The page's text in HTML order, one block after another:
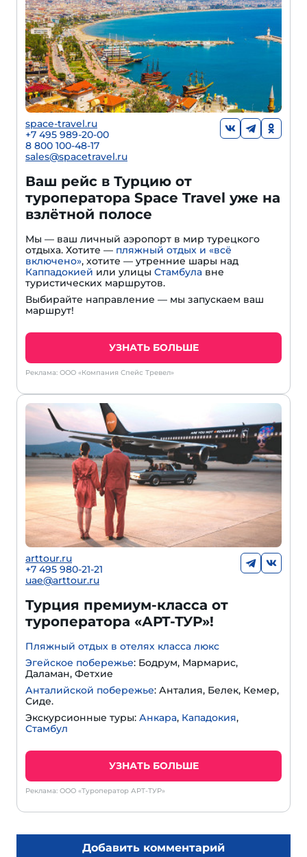
space-travel.ru
+7 495 989-20-00
8 800 100-48-17
sales@spacetravel.ru
Ваш рейс в Турцию от
туроператора Space Travel уже на
взлётной полосе
Мы — ваш личный аэропорт в мир турецкого
отдыха. Хотите — пляжный отдых и «всё
включено», хотите — утренние шары над
Каппадокией или улицы Стамбула вне
туристических маршрутов.
Выбирайте направление — мы запускаем ваш
маршрут!
УЗНАТЬ БОЛЬШЕ
Реклама: ООО «Компания Спейс Тревел»
arttour.ru
+7 495 980-21-21
uae@arttour.ru
Турция премиум-класса от
туроператора «АРТ-ТУР»!
Пляжный отдых в отелях класса люкс
Эгейское побережье: Бодрум, Мармарис,
Даламан, Фетхие
Анталийской побережье: Анталия, Белек, Кемер,
Сиде.
Экскурсионные туры: Анкара, Кападокия,
Стамбул
УЗНАТЬ БОЛЬШЕ
Реклама: ООО «Туроператор АРТ-ТУР»
Добавить комментарий